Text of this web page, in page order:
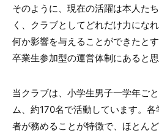
そのように、現在の活躍は本人た
く、クラブとしてどれだけ力にな
何か影響を与えることができたと
卒業生参加型の運営体制にあると思
当クラブは、小学生男子一学年ご
ム、約170名で活動しています。
者が務めることが特徴で、ほとん